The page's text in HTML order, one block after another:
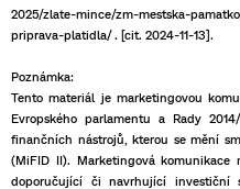
2025/zlate-mince/zm-mestska-
priprava-platidla/ . [cit. 2024-11-13].
Poznámka:
Tento materiál je marketingovou
Evropského parlamentu a Rady
finančních nástrojů, kterou se mění
(MiFID II). Marketingová
doporučující či navrhující investiční